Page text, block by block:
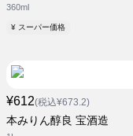
360ml
¥ スーパー価格
¥612(税込¥673.2)
本みりん醇良 宝酒造